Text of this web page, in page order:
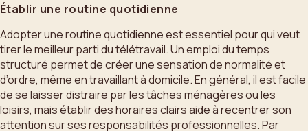
Établir une routine quotidienne
Adopter une routine quotidienne est essentiel pour qui veut
tirer le meilleur parti du télétravail. Un emploi du temps
structuré permet de créer une sensation de normalité et
d’ordre, même en travaillant à domicile. En général, il est facile
de se laisser distraire par les tâches ménagères ou les
loisirs, mais établir des horaires clairs aide à recentrer son
attention sur ses responsabilités professionnelles. Par